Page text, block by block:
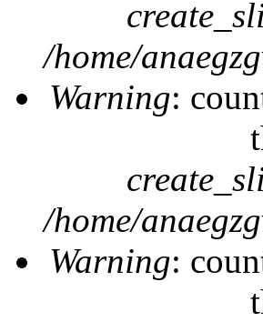
/home/
Warning:
/home/
Warning: